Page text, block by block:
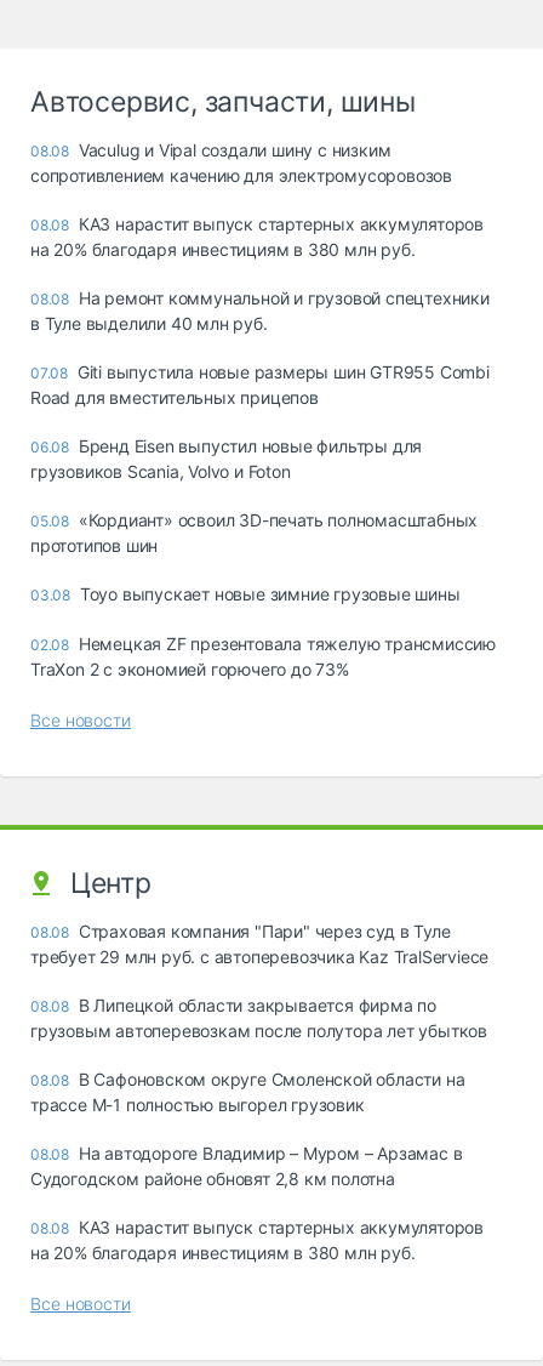
Автосервис, запчасти, шины
08.08 Vaculug и Vipal создали шину с низким
сопротивлением качению для электромусоровозов
08.08 КАЗ нарастит выпуск стартерных аккумуляторов
на 20% благодаря инвестициям в 380 млн руб.
08.08 На ремонт коммунальной и грузовой спецтехники
в Туле выделили 40 млн руб.
07.08 Giti выпустила новые размеры шин GTR955 Combi
Road для вместительных прицепов
06.08 Бренд Eisen выпустил новые фильтры для
грузовиков Scania, Volvo и Foton
05.08 «Кордиант» освоил 3D-печать полномасштабных
прототипов шин
03.08 Toyo выпускает новые зимние грузовые шины
02.08 Немецкая ZF презентовала тяжелую трансмиссию
TraXon 2 с экономией горючего до 73%
Все новости
Центр
08.08 Страховая компания "Пари" через суд в Туле
требует 29 млн руб. с автоперевозчика Kaz TralServiece
08.08 В Липецкой области закрывается фирма по
грузовым автоперевозкам после полутора лет убытков
08.08 В Сафоновском округе Смоленской области на
трассе М-1 полностью выгорел грузовик
08.08 На автодороге Владимир – Муром – Арзамас в
Судогодском районе обновят 2,8 км полотна
08.08 КАЗ нарастит выпуск стартерных аккумуляторов
на 20% благодаря инвестициям в 380 млн руб.
Все новости